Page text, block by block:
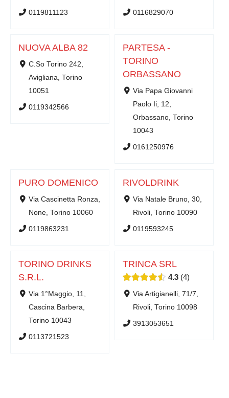
0119811123 0116829070
NUOVA ALBA 82
C.So Torino 242,
Avigliana, Torino
10051
0119342566
PARTESA -
TORINO
ORBASSANO
Via Papa Giovanni
Paolo Ii, 12,
Orbassano, Torino
10043
0161250976
PURO DOMENICO
Via Cascinetta Ronza,
None, Torino 10060
0119863231
RIVOLDRINK
Via Natale Bruno, 30,
Rivoli, Torino 10090
0119593245
TORINO DRINKS
S.R.L.
Via 1°Maggio, 11,
Cascina Barbera,
Torino 10043
0113721523
TRINCA SRL
4.3 4
Via Artigianelli, 71/7,
Rivoli, Torino 10098
3913053651